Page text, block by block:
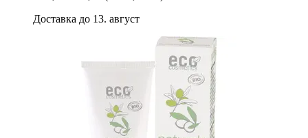
Доставка до 13. август